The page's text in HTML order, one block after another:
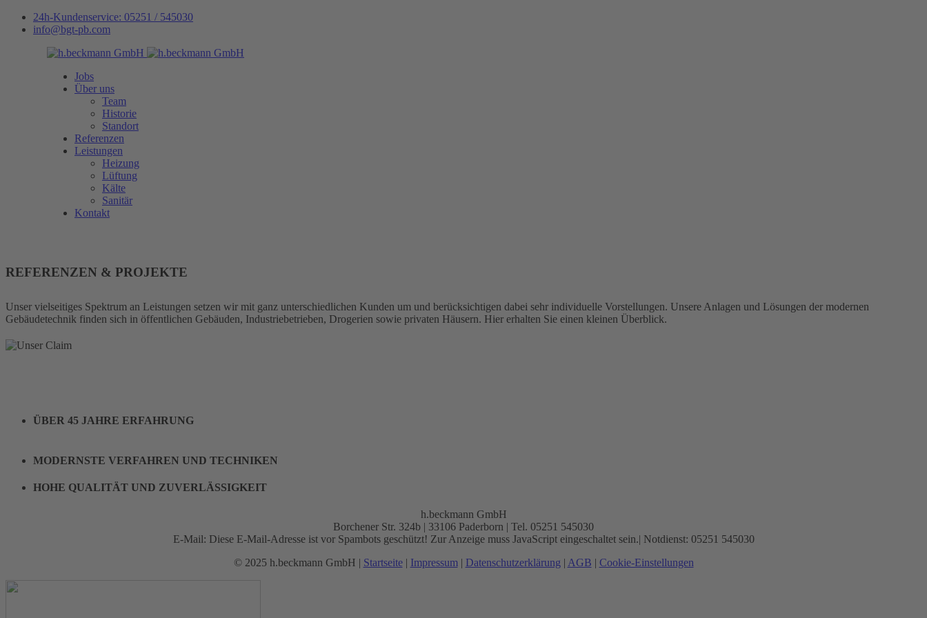
24h-Kundenservice: 05251 / 545030
info@bgt-pb.com
Jobs
Über uns
Team
Historie
Standort
Referenzen
Leistungen
Heizung
Lüftung
Kälte
Sanitär
Kontakt
REFERENZEN & PROJEKTE
Unser vielseitiges Spektrum an Leistungen setzen wir mit ganz unterschiedlichen Kunden um und berücksichtigen dabei sehr individuelle Vorstellungen. Unsere Anlagen und Lösungen der modernen
Gebäudetechnik finden sich in öffentlichen Gebäuden, Industriebetrieben, Drogerien sowie privaten Häusern. Hier erhalten Sie einen kleinen Überblick.
ÜBER 45 JAHRE ERFAHRUNG
MODERNSTE VERFAHREN UND TECHNIKEN
HOHE QUALITÄT UND ZUVERLÄSSIGKEIT
h.beckmann GmbH
Borchener Str. 324b | 33106 Paderborn | Tel. 05251 545030
E-Mail: Diese E-Mail-Adresse ist vor Spambots geschützt! Zur Anzeige muss JavaScript eingeschaltet sein.| Notdienst: 05251 545030
© 2025 h.beckmann GmbH | Startseite| Impressum | Datenschutzerklärung | AGB | Cookie-Einstellungen